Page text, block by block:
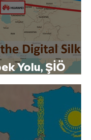
Yolu, ŞİÖ
Duyurulacak